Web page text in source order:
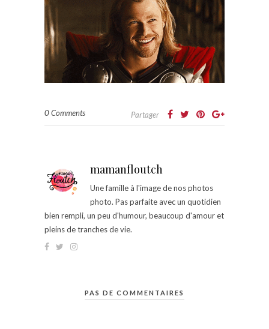
0 Comments Partager
mamanfloutch
Une famille à l'image de nos photos
photo. Pas parfaite avec un quotidien
bien rempli, un peu d'humour, beaucoup d'amour et
pleins de tranches de vie.
PAS DE COMMENTAIRES